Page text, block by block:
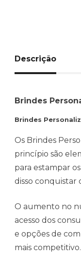
Descrição
Brindes
Brindes
Os Brindes
princípio são
para estampar
disso conquistar
O aumento no
acesso dos
e opções de
mais